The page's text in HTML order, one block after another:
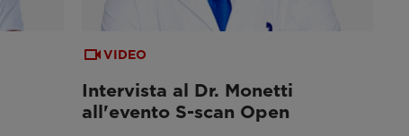
VIDEO
Intervista al Dr. Monetti
all'evento S-scan Open